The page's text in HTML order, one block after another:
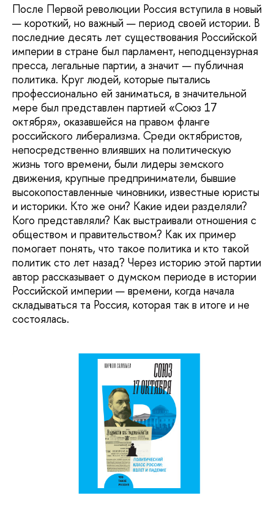
После Первой революции Россия вступила в новый
— короткий, но важный — период своей истории. В
последние десять лет существования Российской
империи в стране был парламент, неподцензурная
пресса, легальные партии, а значит — публичная
политика. Круг людей, которые пытались
профессионально ей заниматься, в значительной
мере был представлен партией «Союз 17
октября», оказавшейся на правом фланге
российского либерализма. Среди октябристов,
непосредственно влиявших на политическую
жизнь того времени, были лидеры земского
движения, крупные предприниматели, бывшие
высокопоставленные чиновники, известные юристы
и историки. Кто же они? Какие идеи разделяли?
Кого представляли? Как выстраивали отношения с
обществом и правительством? Как их пример
помогает понять, что такое политика и кто такой
политик сто лет назад? Через историю этой партии
автор рассказывает о думском периоде в истории
Российской империи — времени, когда начала
складываться та Россия, которая так в итоге и не
состоялась.